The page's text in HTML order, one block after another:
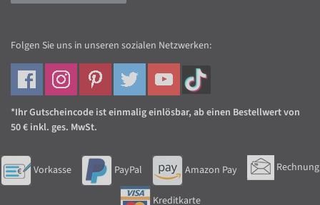
Folgen Sie uns in unseren sozialen Netzwerken:
*Ihr Gutscheincode ist einmalig einlösbar, ab einen Bestellwert von
50 € inkl. ges. MwSt.
Vorkasse PayPal Amazon Pay Rechnung
Kreditkarte